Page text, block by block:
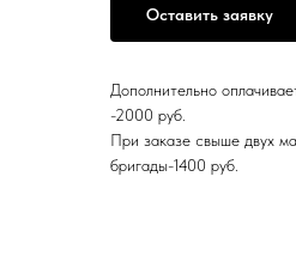
Оставить заявку
Дополнительно
-2000 руб.
При заказе свыше двух
бригады-1400 руб.